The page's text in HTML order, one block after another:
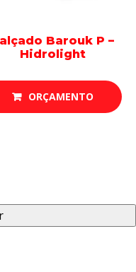
Barouk P –
Hidrolight
ORÇAMENTO